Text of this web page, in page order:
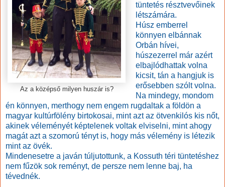
Az a középső milyen huszár is?
tüntetés résztvevőinek
létszámára.
Húsz emberrel
könnyen elbánnak
Orbán hívei,
húszezerrel már azért
elbajlódhattak volna
kicsit, tán a hangjuk is
erősebben szólt volna.
Na mindegy, mondom
én könnyen, merthogy nem engem rugdaltak a földön a
magyar kultúrfölény birtokosai, mint azt az ötvenkilós kis nőt,
akinek véleményét képtelenek voltak elviselni, mint ahogy
magát azt a szomorú tényt is, hogy más vélemény is létezik
mint az övék.
Mindenesetre a javán túljutottunk, a Kossuth téri tüntetéshez
nem fűzök sok reményt, de persze nem lenne baj, ha
tévednék.